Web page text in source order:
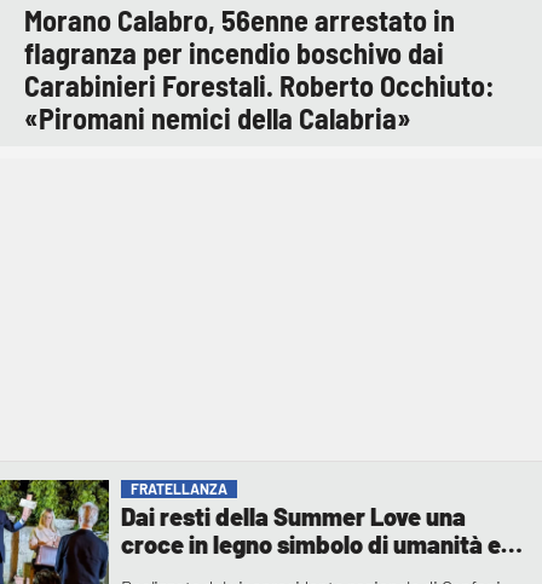
FRATELLANZA
Dai resti della Summer Love una
croce in legno simbolo di umanità e
Morano Calabro, 56enne arrestato in
flagranza per incendio boschivo dai
Carabinieri Forestali. Roberto Occhiuto:
«Piromani nemici della Calabria»